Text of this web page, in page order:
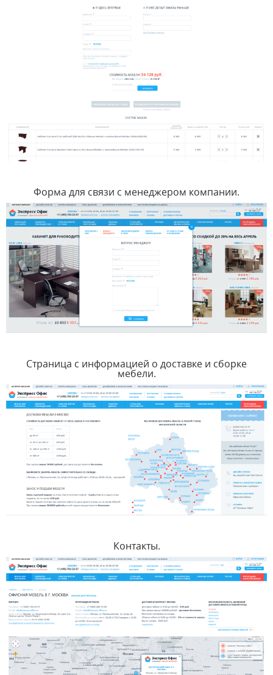
Форма для связи с менеджером компании.
Страница с информацией о доставке и сборке
мебели.
Контакты.